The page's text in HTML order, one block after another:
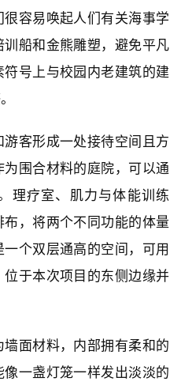
容易唤起人们有关海事学
船和金熊雕塑，避免平凡
号上与校园内老建筑的建
客形成一处接待空间且方
围合材料的庭院，可以通
理疗室、肌力与体能训练
，将两个不同功能的体量
个双层通高的空间，可用
于本次项目的东侧边缘并
面材料，内部拥有柔和的
一盏灯笼一样发出淡淡的